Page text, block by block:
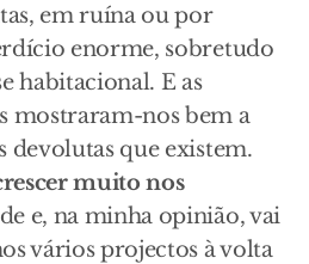
em ruína ou por
enorme, sobretudo
habitacional. E as
mostraram-nos bem a
devolutas que existem.
muito nos
e, na minha opinião, vai
vários projectos à volta